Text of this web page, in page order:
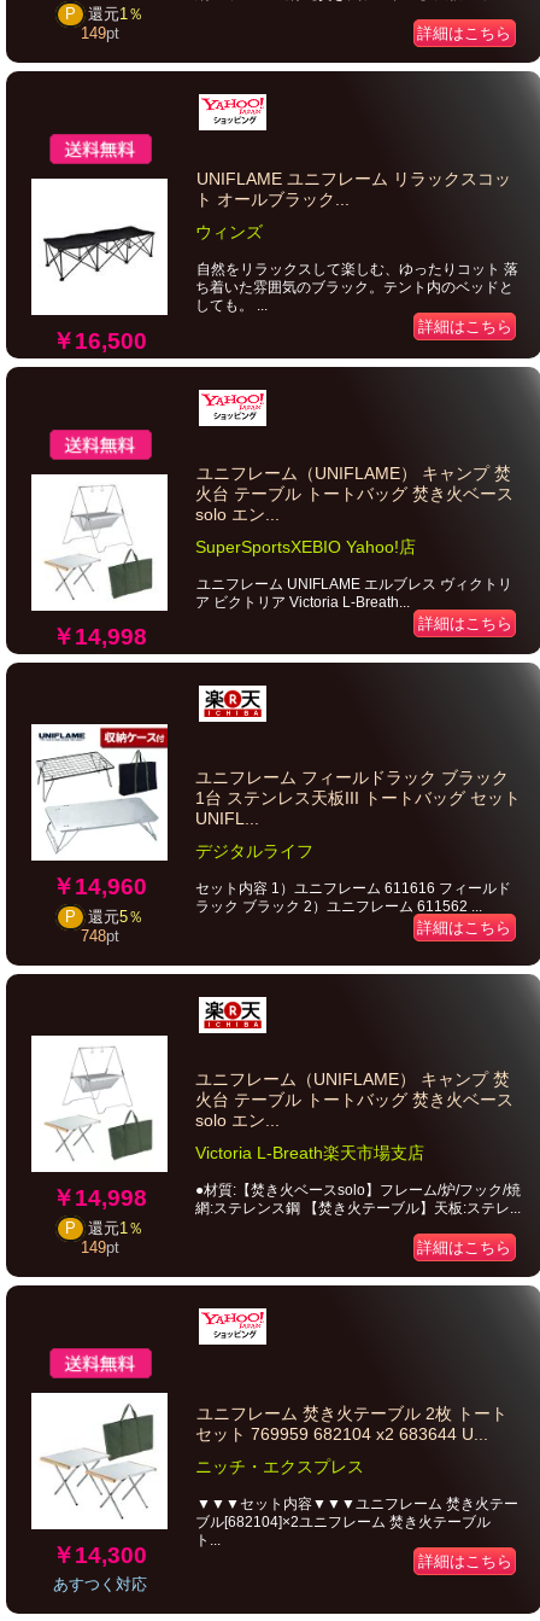
P 還元1％
149pt 詳細はこちら
￥16,500
UNIFLAME ユニフレーム リラックスコッ
ト オールブラック...
ウィンズ
自然をリラックスして楽しむ、ゆったりコット 落
ち着いた雰囲気のブラック。テント内のベッドと
しても。 ...
詳細はこちら
￥14,998
ユニフレーム（UNIFLAME） キャンプ 焚
火台 テーブル トートバッグ 焚き火ベース
solo エン...
SuperSportsXEBIO Yahoo!店
ユニフレーム UNIFLAME エルブレス ヴィクトリ
ア ビクトリア Victoria L-Breath...
詳細はこちら
￥14,960
P 還元5％
748pt
ユニフレーム フィールドラック ブラック
1台 ステンレス天板III トートバッグ セット
UNIFL...
デジタルライフ
セット内容 1）ユニフレーム 611616 フィールド
ラック ブラック 2）ユニフレーム 611562 ...
詳細はこちら
￥14,998
P 還元1％
149pt
ユニフレーム（UNIFLAME） キャンプ 焚
火台 テーブル トートバッグ 焚き火ベース
solo エン...
Victoria L-Breath楽天市場支店
●材質:【焚き火ベースsolo】フレーム/炉/フック/焼
網:ステレンス鋼 【焚き火テーブル】天板:ステレ...
詳細はこちら
￥14,300
あすつく対応
ユニフレーム 焚き火テーブル 2枚 トート
セット 769959 682104 x2 683644 U...
ニッチ・エクスプレス
▼▼▼セット内容▼▼▼ユニフレーム 焚き火テー
ブル[682104]×2ユニフレーム 焚き火テーブル
ト...
詳細はこちら